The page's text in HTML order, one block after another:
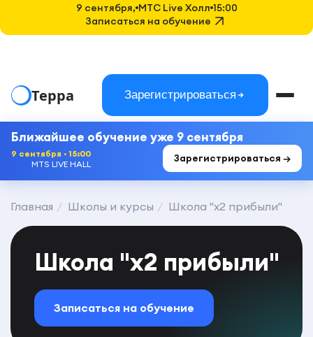
Терра Зарегистрироваться
Ближайшее обучение уже 9 сентября
9 сентября · 15:00
MTS LIVE HALL
Зарегистрироваться →
Главная Школы и курсы Школа "х2 прибыли"
Школа "х2 прибыли"
Записаться на обучение
9 сентября, MTC Live Холл 15:00
Записаться на обучение